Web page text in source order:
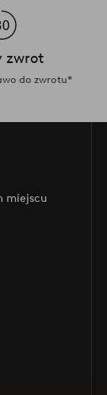
zwrot
do zwrotu*
miejscu